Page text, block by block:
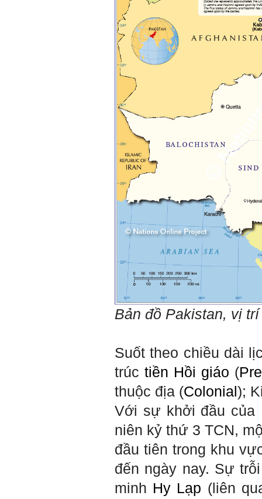
Bản đồ Pakistan, vị
Suốt theo chiều dài
trúc tiền Hồi giáo (
thuộc địa (Colonial );
Với sự khởi đầu của
niên kỷ thứ 3 TCN,
đầu tiên trong khu
đến ngày nay. Sự
minh Hy Lạp (liên